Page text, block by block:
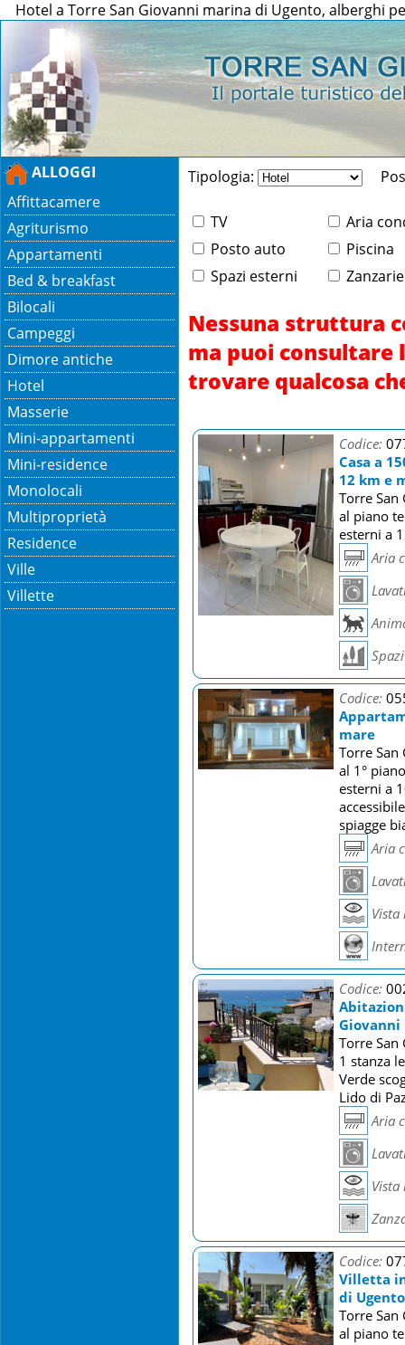
Hotel a Torre San Giovanni marina di Ugento, alberghi
Tipologia:
TV
Aria
Posto auto
Piscina
Spazi esterni
Nessuna struttura
ma puoi
trovare qualcosa
Codice:
Casa a
12 km e
Torre
al piano
esterni a
Aria
Codice:
mare
Torre
al 1°
esterni a
spiagge
Aria
Vista
Codice:
Giovanni
Torre
1 stanza
Verde
Lido di
Aria
Vista
Codice:
Villetta
di Ugento
Torre
al piano
ALLOGGI
Affittacamere
Agriturismo
Appartamenti
Bed & breakfast
Bilocali
Campeggi
Dimore antiche
Hotel
Masserie
Mini-appartamenti
Mini-residence
Monolocali
Multiproprietà
Residence
Ville
Villette